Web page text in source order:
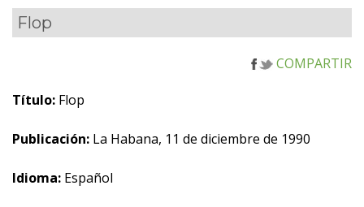
Flop
COMPARTIR
Título: Flop
Publicación: La Habana, 11 de diciembre de 1990
Idioma: Español